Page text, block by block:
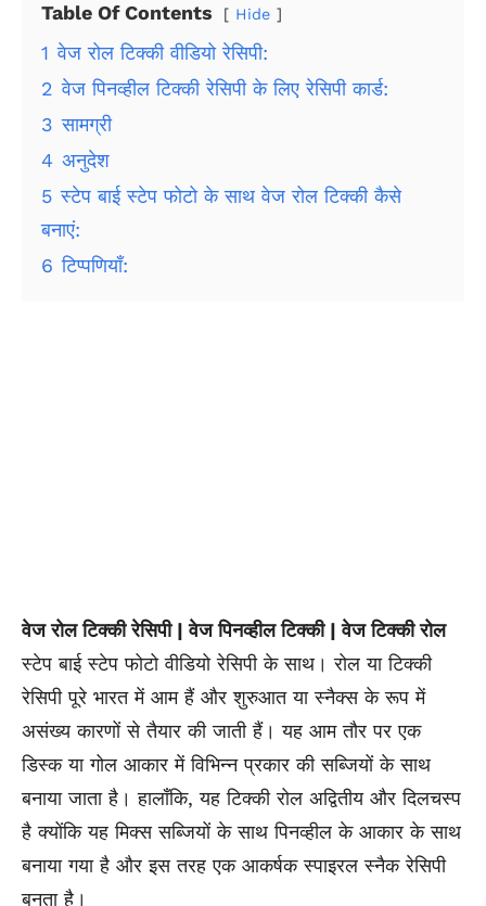
Table Of Contents Hide
1 वेज रोल टिक्की वीडियो रेसिपी:
2 वेज पिनव्हील टिक्की रेसिपी के लिए रेसिपी कार्ड:
3 सामग्री
4 अनुदेश
5 स्टेप बाई स्टेप फोटो के साथ वेज रोल टिक्की कैसे
बनाएं:
6 टिप्पणियाँ:
वेज रोल टिक्की रेसिपी | वेज पिनव्हील टिक्की | वेज टिक्की रोल
स्टेप बाई स्टेप फोटो वीडियो रेसिपी के साथ। रोल या टिक्की
रेसिपी पूरे भारत में आम हैं और शुरुआत या स्नैक्स के रूप में
असंख्य कारणों से तैयार की जाती हैं। यह आम तौर पर एक
डिस्क या गोल आकार में विभिन्न प्रकार की सब्जियों के साथ
बनाया जाता है। हालाँकि, यह टिक्की रोल अद्वितीय और दिलचस्प
है क्योंकि यह मिक्स सब्जियों के साथ पिनव्हील के आकार के साथ
बनाया गया है और इस तरह एक आकर्षक स्पाइरल स्नैक रेसिपी
बनता है।